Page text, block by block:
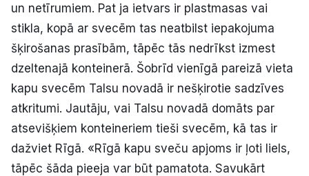
un netīrumiem. Pat ja ietvars ir plastmasas vai
stikla, kopā ar svecēm tas neatbilst iepakojuma
šķirošanas prasībām, tāpēc tās nedrīkst izmest
dzeltenajā konteinerā. Šobrīd vienīgā pareizā vieta
kapu svecēm Talsu novadā ir nešķirotie sadzīves
atkritumi. Jautāju, vai Talsu novadā domāts par
atsevišķiem konteineriem tieši svecēm, kā tas ir
dažviet Rīgā. «Rīgā kapu sveču apjoms ir ļoti liels,
tāpēc šāda pieeja var būt pamatota. Savukārt